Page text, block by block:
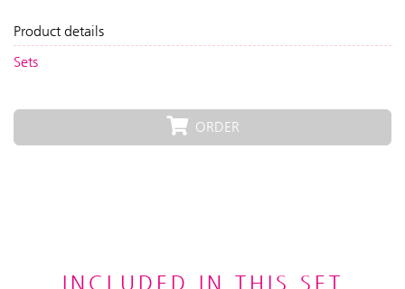
Product details
Sets
ORDER
INCLUDED IN THIS SET